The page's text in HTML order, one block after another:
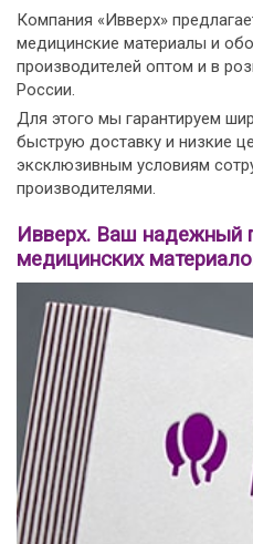
Компания «Ивверх»
медицинские материалы и
производителей оптом и в
России.
Для этого мы гарантируем
быструю доставку и низкие
эксклюзивным условиям
производителями.
Ивверх. Ваш надежный
медицинских